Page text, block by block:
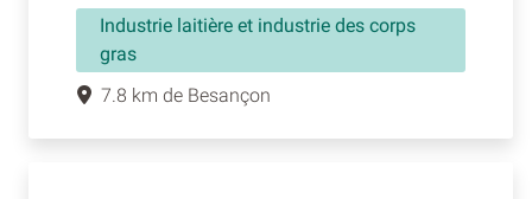
Industrie laitière et industrie des corps
gras
7.8 km de Besançon